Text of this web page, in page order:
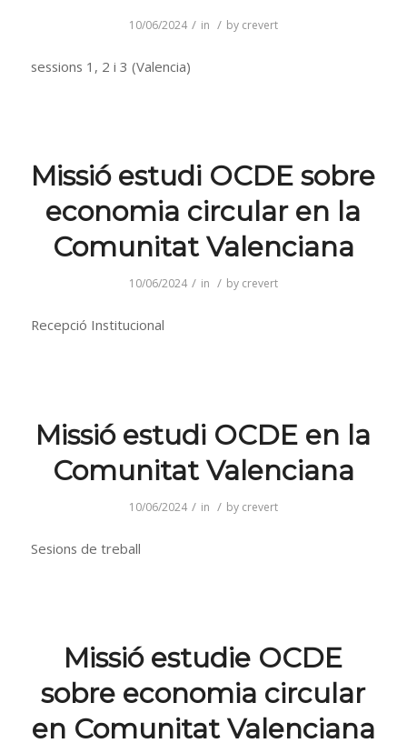
10/06/2024 / in / by crevert
sessions 1, 2 i 3 (Valencia)
Missió estudi OCDE sobre
economia circular en la
Comunitat Valenciana
10/06/2024 / in / by crevert
Recepció Institucional
Missió estudi OCDE en la
Comunitat Valenciana
10/06/2024 / in / by crevert
Sesions de treball
Missió estudie OCDE
sobre economia circular
en Comunitat Valenciana